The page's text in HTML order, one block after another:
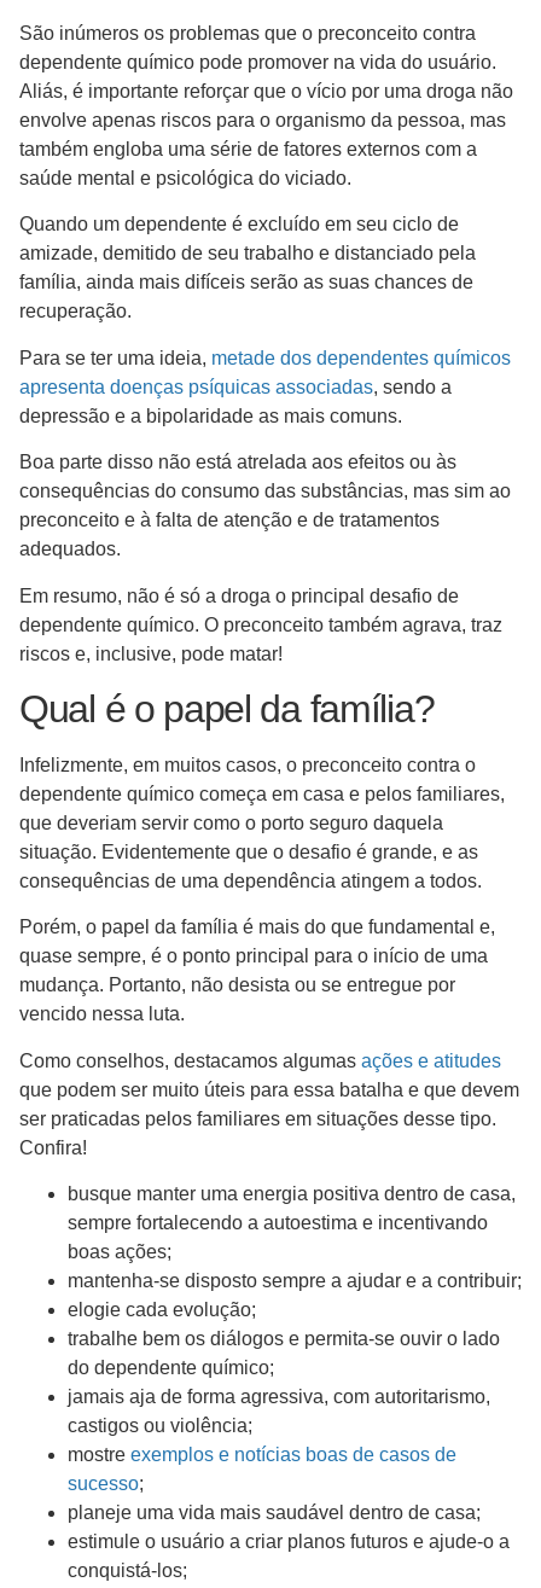
São inúmeros os problemas que o preconceito contra
dependente químico pode promover na vida do usuário.
Aliás, é importante reforçar que o vício por uma droga não
envolve apenas riscos para o organismo da pessoa, mas
também engloba uma série de fatores externos com a
saúde mental e psicológica do viciado.
Quando um dependente é excluído em seu ciclo de
amizade, demitido de seu trabalho e distanciado pela
família, ainda mais difíceis serão as suas chances de
recuperação.
Para se ter uma ideia, metade dos dependentes químicos
apresenta doenças psíquicas associadas, sendo a
depressão e a bipolaridade as mais comuns.
Boa parte disso não está atrelada aos efeitos ou às
consequências do consumo das substâncias, mas sim ao
preconceito e à falta de atenção e de tratamentos
adequados.
Em resumo, não é só a droga o principal desafio de
dependente químico. O preconceito também agrava, traz
riscos e, inclusive, pode matar!
Qual é o papel da família?
Infelizmente, em muitos casos, o preconceito contra o
dependente químico começa em casa e pelos familiares,
que deveriam servir como o porto seguro daquela
situação. Evidentemente que o desafio é grande, e as
consequências de uma dependência atingem a todos.
Porém, o papel da família é mais do que fundamental e,
quase sempre, é o ponto principal para o início de uma
mudança. Portanto, não desista ou se entregue por
vencido nessa luta.
Como conselhos, destacamos algumas ações e atitudes
que podem ser muito úteis para essa batalha e que devem
ser praticadas pelos familiares em situações desse tipo.
Confira!
busque manter uma energia positiva dentro de casa,
sempre fortalecendo a autoestima e incentivando
boas ações;
mantenha-se disposto sempre a ajudar e a contribuir;
elogie cada evolução;
trabalhe bem os diálogos e permita-se ouvir o lado
do dependente químico;
jamais aja de forma agressiva, com autoritarismo,
castigos ou violência;
mostre exemplos e notícias boas de casos de
sucesso;
planeje uma vida mais saudável dentro de casa;
estimule o usuário a criar planos futuros e ajude-o a
conquistá-los;